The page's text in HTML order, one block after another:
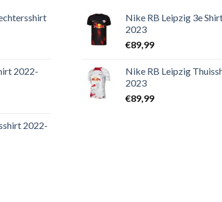
2022-
2022-
Nike RB Leipzig 3e
2023
€89,99
Nike RB Leipzig
2023
€89,99